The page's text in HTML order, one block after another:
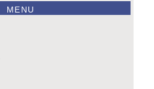
MENU